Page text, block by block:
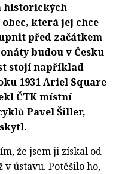
historických
která jej chce
před začátkem
budou v Česku
stojí například
1931 Ariel Square
ČTK místní
Pavel Šiller,
že jsem ji získal od
ústavu. Potěšilo ho,